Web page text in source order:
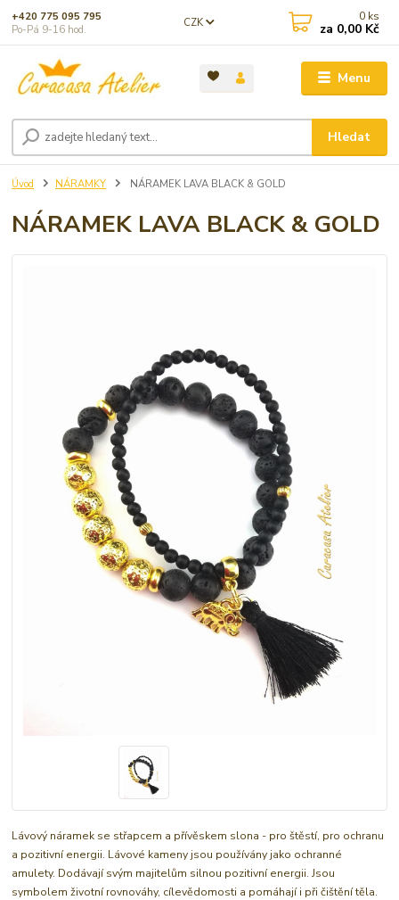
Menu
CZK
Hledat
+420 775 095 795
Po-Pá 9-16 hod.
0 ks
za 0,00 Kč
Úvod NÁRAMKY NÁRAMEK LAVA BLACK & GOLD
NÁRAMEK LAVA BLACK & GOLD
Lávový náramek se střapcem a přívěskem slona - pro štěstí, pro ochranu
a pozitivní energii. Lávové kameny jsou používány jako ochranné
amulety. Dodávají svým majitelům silnou pozitivní energii. Jsou
symbolem životní rovnováhy, cílevědomosti a pomáhají i při čištění těla.